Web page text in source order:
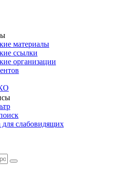
материалы
ссылки
организации
для слабовидящих